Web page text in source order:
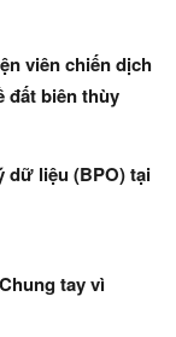
viên chiến dịch
đất biên thùy
dữ liệu (BPO) tại
tay vì